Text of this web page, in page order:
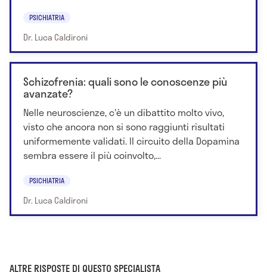
PSICHIATRIA
Dr. Luca Caldironi
Schizofrenia: quali sono le conoscenze più
avanzate?
Nelle neuroscienze, c'è un dibattito molto vivo,
visto che ancora non si sono raggiunti risultati
uniformemente validati. Il circuito della Dopamina
sembra essere il più coinvolto,...
PSICHIATRIA
Dr. Luca Caldironi
ALTRE RISPOSTE DI QUESTO SPECIALISTA